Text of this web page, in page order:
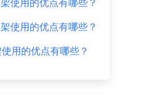
使用的优点有哪些？
使用的优点有哪些？
用的优点有哪些？